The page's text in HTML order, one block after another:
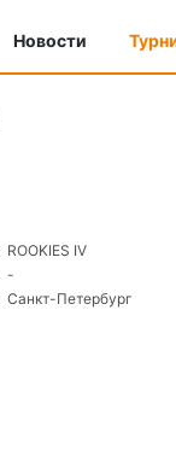
Новости
ROOKIES IV
-
Санкт-Петербург